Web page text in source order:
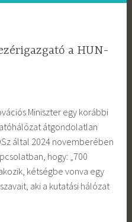
a HUN-
Miniszter egy korábbi
átgondolatlan
által 2024 novemberében
hogy: „700
kétségbe vonva egy
aki a kutatási hálózat